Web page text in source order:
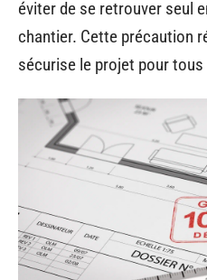
éviter de se retrouver seul
chantier. Cette précaution
sécurise le projet pour